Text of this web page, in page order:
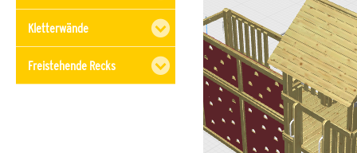
Kletterwände
Freistehende Recks